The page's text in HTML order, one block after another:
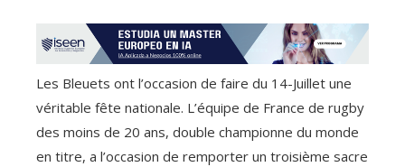
Les Bleuets ont l’occasion de faire du 14-Juillet une
véritable fête nationale. L’équipe de France de rugby
des moins de 20 ans, double championne du monde
en titre, a l’occasion de remporter un troisième sacre